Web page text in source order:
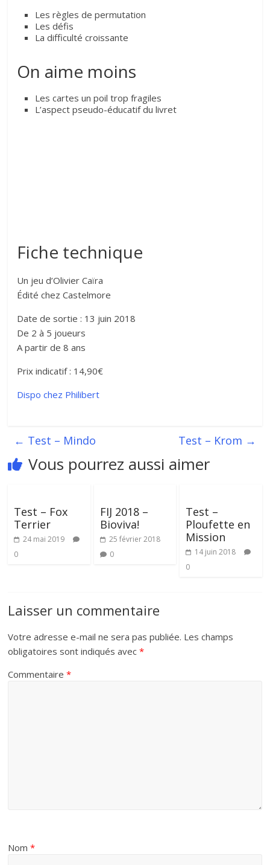
Les règles de permutation
Les défis
La difficulté croissante
On aime moins
Les cartes un poil trop fragiles
L’aspect pseudo-éducatif du livret
Fiche technique
Un jeu d’Olivier Caïra
Édité chez Castelmore
Date de sortie : 13 juin 2018
De 2 à 5 joueurs
A partir de 8 ans
Prix indicatif : 14,90€
Dispo chez Philibert
← Test – Mindo Test – Krom →
Vous pourrez aussi aimer
Test – Fox
Terrier
24 mai 2019
0
FIJ 2018 –
Bioviva!
25 février 2018
0
Test –
Ploufette en
Mission
14 juin 2018
0
Laisser un commentaire
Votre adresse e-mail ne sera pas publiée. Les champs
obligatoires sont indiqués avec*
Commentaire*
Nom*